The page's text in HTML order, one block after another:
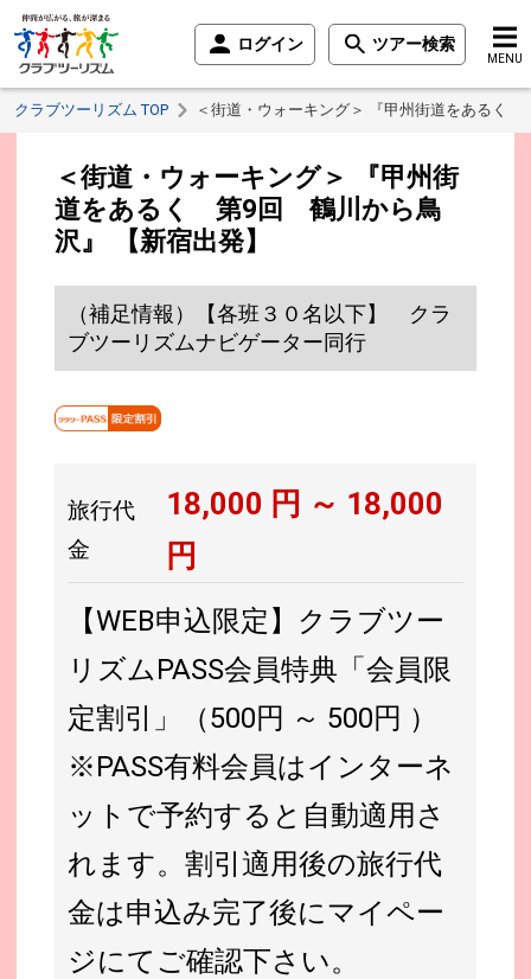
ログイン ツアー検索
MENU
クラブツーリズム TOP ＜街道・ウォーキング＞ 『甲州街道をあるく
＜街道・ウォーキング＞ 『甲州街
道をあるく 第9回 鶴川から鳥
沢』 【新宿出発】
（補足情報）【各班３０名以下】 クラ
ブツーリズムナビゲーター同行
旅行代
金
18,000 円 ～ 18,000
円
【WEB申込限定】クラブツー
リズムPASS会員特典「会員限
定割引」（500円 ～ 500円 ）
※PASS有料会員はインターネ
ットで予約すると自動適用さ
れます。割引適用後の旅行代
金は申込み完了後にマイペー
ジにてご確認下さい。